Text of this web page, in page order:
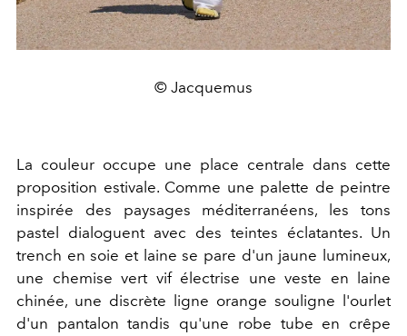
© Jacquemus
La couleur occupe une place centrale dans cette
proposition estivale. Comme une palette de peintre
inspirée des paysages méditerranéens, les tons
pastel dialoguent avec des teintes éclatantes. Un
trench en soie et laine se pare d'un jaune lumineux,
une chemise vert vif électrise une veste en laine
chinée, une discrète ligne orange souligne l'ourlet
d'un pantalon tandis qu'une robe tube en crêpe